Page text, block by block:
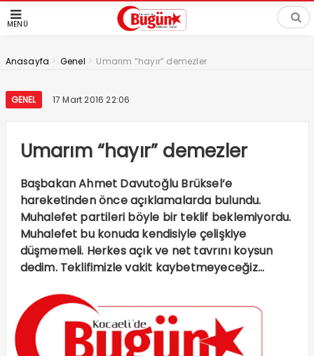
MENÜ
Anasayfa > Genel > Umarım “hayır” demezler
GENEL 17 Mart 2016 22:06
Umarım “hayır” demezler
Başbakan Ahmet Davutoğlu Brüksel’e
hareketinden önce açıklamalarda bulundu.
Muhalefet partileri böyle bir teklif beklemiyordu.
Muhalefet bu konuda kendisiyle çelişkiye
düşmemeli. Herkes açık ve net tavrını koysun
dedim. Teklifimizle vakit kaybetmeyeceğiz…